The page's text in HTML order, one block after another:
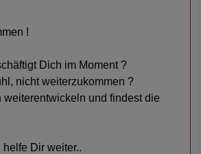
!
Dich im Moment ?
nicht weiterzukommen ?
weiterentwickeln und findest die
helfe Dir weiter..